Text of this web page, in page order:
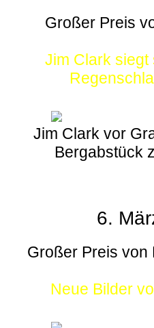
Großer Preis
Jim Clark
Jim Clark vor
Bergabstück
6.
Großer Preis von
Neue Bilder